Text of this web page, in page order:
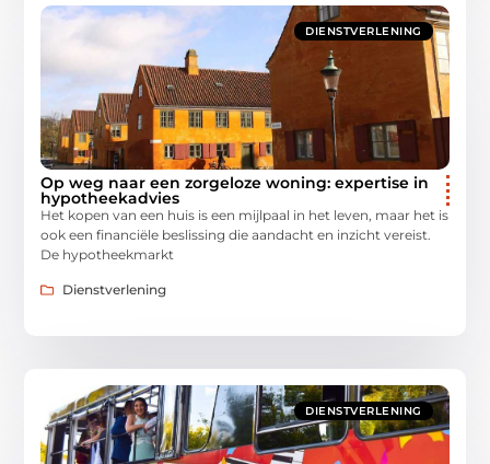
DIENSTVERLENING
Op weg naar een zorgeloze woning: expertise in
hypotheekadvies
Het kopen van een huis is een mijlpaal in het leven, maar het is
ook een financiële beslissing die aandacht en inzicht vereist.
De hypotheekmarkt
Dienstverlening
DIENSTVERLENING